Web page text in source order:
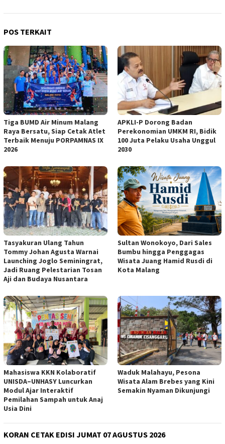
POS TERKAIT
Tiga BUMD Air Minum Malang
Raya Bersatu, Siap Cetak Atlet
Terbaik Menuju PORPAMNAS IX
2026
APKLI-P Dorong Badan
Perekonomian UMKM RI, Bidik
100 Juta Pelaku Usaha Unggul
2030
Tasyakuran Ulang Tahun
Tommy Johan Agusta Warnai
Launching Joglo Seminingrat,
Jadi Ruang Pelestarian Tosan
Aji dan Budaya Nusantara
Sultan Wonokoyo, Dari Sales
Bumbu hingga Penggagas
Wisata Juang Hamid Rusdi di
Kota Malang
Mahasiswa KKN Kolaboratif
UNISDA–UNHASY Luncurkan
Modul Ajar Interaktif
Pemilahan Sampah untuk Anaj
Usia Dini
Waduk Malahayu, Pesona
Wisata Alam Brebes yang Kini
Semakin Nyaman Dikunjungi
KORAN CETAK EDISI JUMAT 07 AGUSTUS 2026